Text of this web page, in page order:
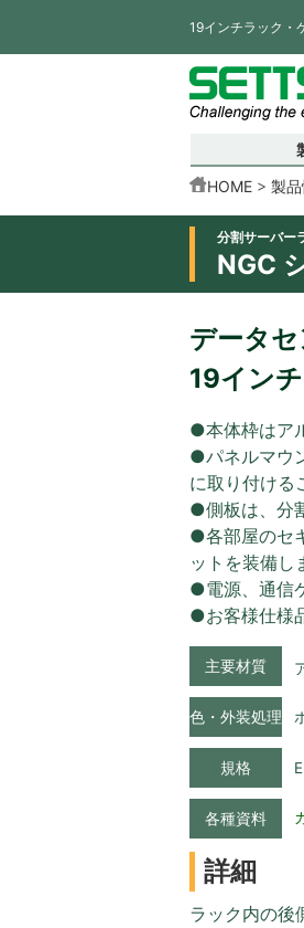
19インチラック・
HOME 製品
分割サーバー
NGC
データ
19イン
●本体枠はア
●パネルマウ
に取り付ける
●側板は、分
●各部屋のセ
ットを装備し
●電源、通信
●お客様仕様
主要材質
色・外装処理
規格
各種資料
詳細
ラック内の後